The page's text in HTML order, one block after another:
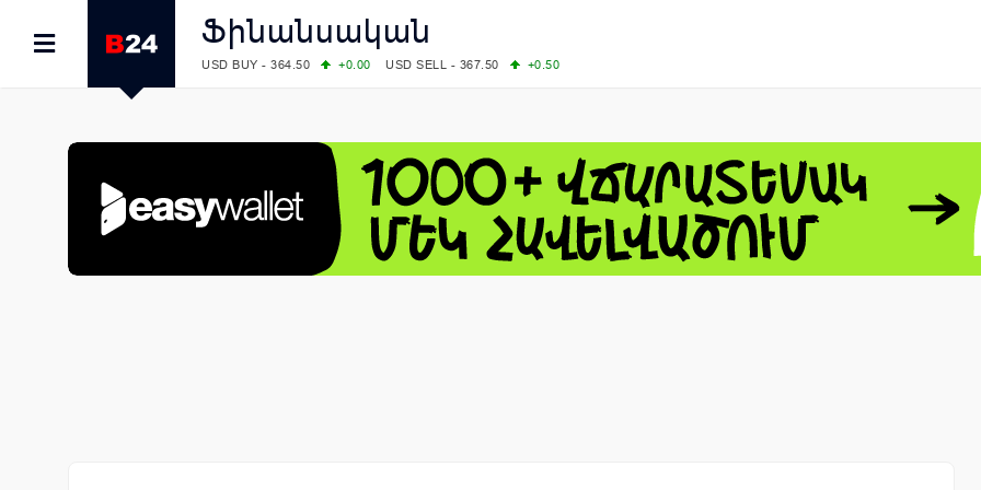
Ֆինանսական
USD BUY - 364.50 +0.00 USD SELL - 367.50
+0.50
COMEX: PLATINUM - 1765.90
LME: ALUMINIUM - 3184.00
-0.27 COPPER - 13791.00
-0.12
LME: NICKEL - 17249.00
+0.09 TIN - 55268.00
+2.50
LME: LEAD - 1877.50
-1.00 ZINC - 3643.00
+1.43
FOREX: USD/JPY - 157.68
+0.12 EUR/GBP - 1.1548
+0.11
FOREX: EUR/USD - 1.1548
+0.11 GBP/USD - 1.3459
+0.04